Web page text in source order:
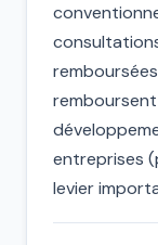
entreprises
levier